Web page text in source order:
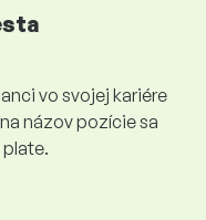
vo svojej kariére
názov pozície sa